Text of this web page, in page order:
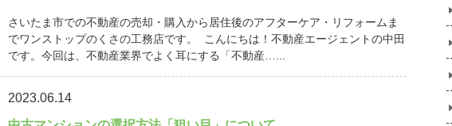
さいたま市での不動産の売却・購入から居住後のアフターケア・リフォームま
でワンストップのくさの工務店です。 こんにちは！不動産エージェントの中田
です。今回は、不動産業界でよく耳にする「不動産…...
2023.06.14